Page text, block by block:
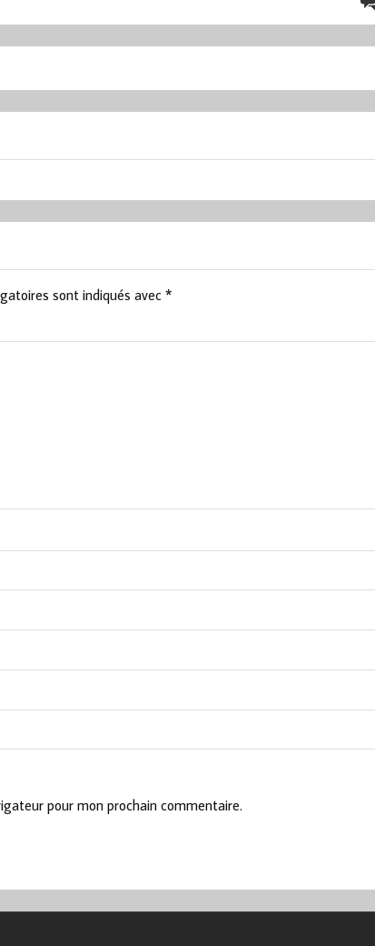
sont indiqués avec *
pour mon prochain commentaire.